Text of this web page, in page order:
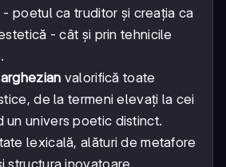
poetul ca truditor și creația ca
- cât și prin tehnicile
valorifică toate
de la termeni elevați la cei
un univers poetic distinct.
lexicală, alături de metafore
structura inovatoare,